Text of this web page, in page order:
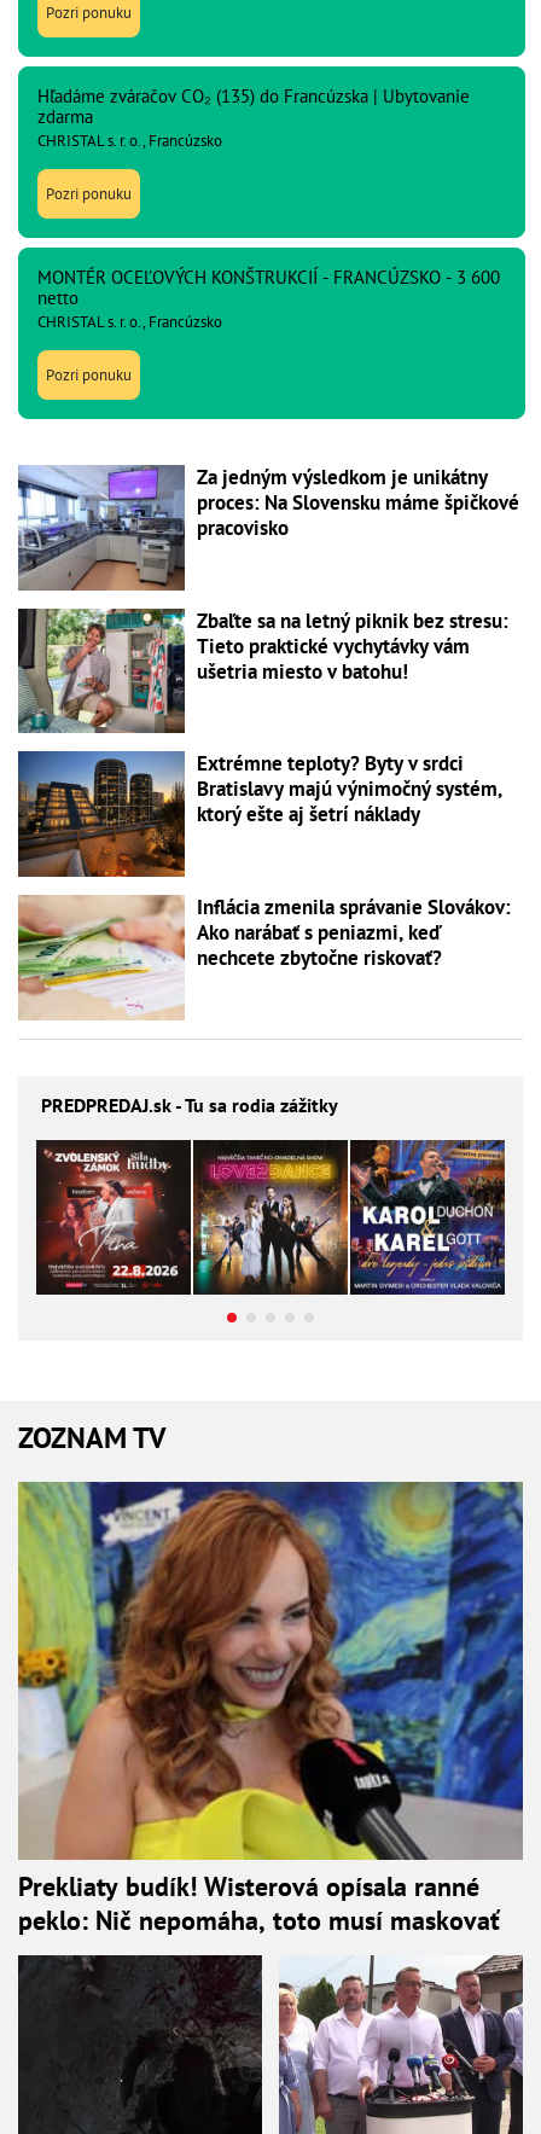
Pozri ponuku
Hľadáme zváračov CO₂ (135) do Francúzska | Ubytovanie
zdarma
CHRISTAL s. r. o., Francúzsko
Pozri ponuku
MONTÉR OCEĽOVÝCH KONŠTRUKCIÍ - FRANCÚZSKO - 3 600
netto
CHRISTAL s. r. o., Francúzsko
Pozri ponuku
Za jedným výsledkom je unikátny
proces: Na Slovensku máme špičkové
pracovisko
Zbaľte sa na letný piknik bez stresu:
Tieto praktické vychytávky vám
ušetria miesto v batohu!
Extrémne teploty? Byty v srdci
Bratislavy majú výnimočný systém,
ktorý ešte aj šetrí náklady
Inflácia zmenila správanie Slovákov:
Ako narábať s peniazmi, keď
nechcete zbytočne riskovať?
PREDPREDAJ.sk - Tu sa rodia zážitky
ZOZNAM TV
Prekliaty budík! Wisterová opísala ranné
peklo: Nič nepomáha, toto musí maskovať